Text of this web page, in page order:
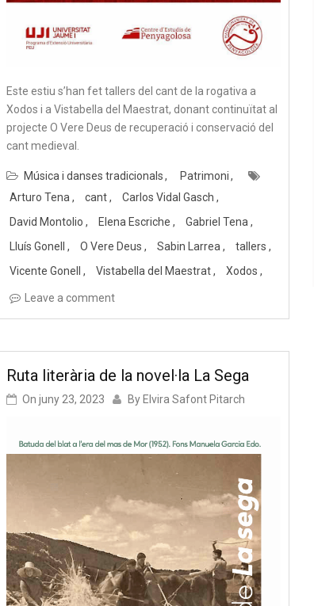
Este estiu s’han fet tallers del cant de la rogativa a
Xodos i a Vistabella del Maestrat, donant continuïtat al
projecte O Vere Deus de recuperació i conservació del
cant medieval.
Música i danses tradicionals
Patrimoni
Arturo Tena
cant
Carlos Vidal Gasch
David Montolio
Elena Escriche
Gabriel Tena
Lluís Gonell
O Vere Deus Sabin Larrea
tallers
Vicente Gonell
Vistabella del Maestrat Xodos
Leave a comment
Ruta literària de la novel·la La Sega
Onjuny 23, 2023 By Elvira Safont Pitarch